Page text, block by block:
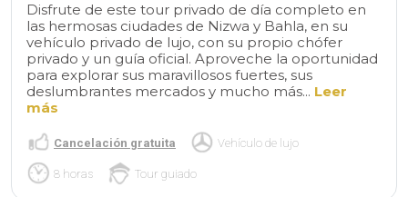
Disfrute de este tour privado de día completo en
las hermosas ciudades de Nizwa y Bahla, en su
vehículo privado de lujo, con su propio chófer
privado y un guía oficial. Aproveche la oportunidad
para explorar sus maravillosos fuertes, sus
deslumbrantes mercados y mucho más... Leer
más
Cancelación gratuita Vehículo de lujo
8 horas Tour guiado